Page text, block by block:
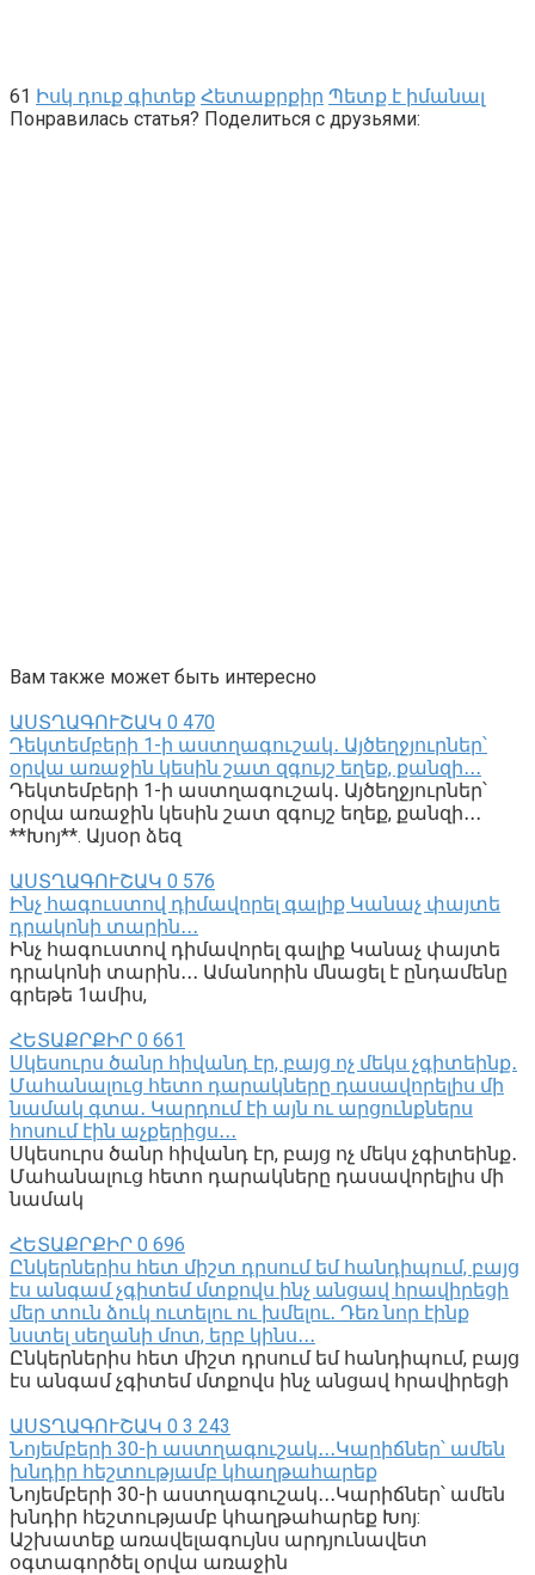
61 Իսկ դուք գիտեք Հետաքրքիր Պետք է իմանալ
Понравилась статья? Поделиться с друзьями:
Вам также может быть интересно
ԱՍՏՂԱԳՈՒՇԱԿ 0 470
Դեկտեմբերի 1-ի աստղագուշակ․ Այծեղջյուրներ՝
օրվա առաջին կեսին շատ զգույշ եղեք, քանզի․․․
Դեկտեմբերի 1-ի աստղագուշակ․ Այծեղջյուրներ՝
օրվա առաջին կեսին շատ զգույշ եղեք, քանզի․․․
**Խոյ**. Այսօր ձեզ
ԱՍՏՂԱԳՈՒՇԱԿ 0 576
Ինչ հագուստով դիմավորել գալիք Կանաչ փայտե
դրակոնի տարին․․․
Ինչ հագուստով դիմավորել գալիք Կանաչ փայտե
դրակոնի տարին․․․ Ամանորին մնացել է ընդամենը
գրեթե 1ամիս,
ՀԵՏԱՔՐՔԻՐ 0 661
Սկեսուրս ծանր հիվանդ էր, բայց ոչ մեկս չգիտեինք․
Մահանալուց հետո դարակները դասավորելիս մի
նամակ գտա․ Կարդում էի այն ու արցունքներս
հոսում էին աչքերիցս․․․
Սկեսուրս ծանր հիվանդ էր, բայց ոչ մեկս չգիտեինք․
Մահանալուց հետո դարակները դասավորելիս մի
նամակ
ՀԵՏԱՔՐՔԻՐ 0 696
Ընկերներիս հետ միշտ դրսում եմ հանդիպում, բայց
էս անգամ չգիտեմ մտքովս ինչ անցավ հրավիրեցի
մեր տուն ձուկ ուտելու ու խմելու․ Դեռ նոր էինք
նստել սեղանի մոտ, երբ կինս․․․
Ընկերներիս հետ միշտ դրսում եմ հանդիպում, բայց
էս անգամ չգիտեմ մտքովս ինչ անցավ հրավիրեցի
ԱՍՏՂԱԳՈՒՇԱԿ 0 3 243
Նոյեմբերի 30-ի աստղագուշակ․․․Կարիճներ՝ ամեն
խնդիր հեշտությամբ կհաղթահարեք
Նոյեմբերի 30-ի աստղագուշակ․․․Կարիճներ՝ ամեն
խնդիր հեշտությամբ կհաղթահարեք Խոյ:
Աշխատեք առավելագույնս արդյունավետ
օգտագործել օրվա առաջին